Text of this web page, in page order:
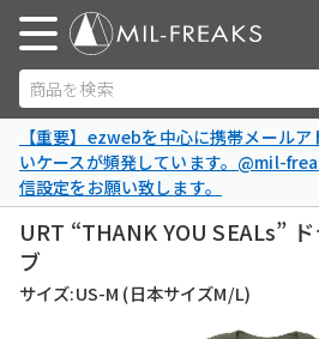
商品を検索
【重要】ezwebを中心に携帯メール
いケースが頻発しています。@mil-
信設定をお願い致します。
URT “THANK YOU SEALs”
ブ
サイズ:US-M (日本サイズM/L)